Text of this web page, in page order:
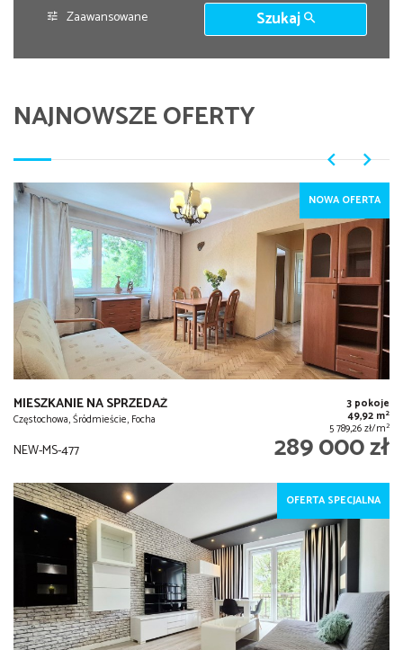
400 000 zł
400 000 zł
450 000 zł
Zaawansowane Szukaj
NAJNOWSZE OFERTY
NOWA OFERTA
MIESZKANIE NA SPRZEDAŻ
Częstochowa, Śródmieście, Focha
3 pokoje
49,92 m2
5 789,26 zł/m2
NEW-MS-477 289 000 zł
OFERTA SPECJALNA